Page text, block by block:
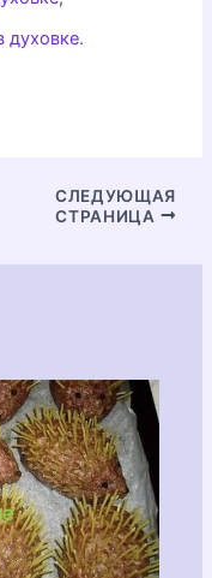
духовке.
СЛЕДУЮЩАЯ
СТРАНИЦА